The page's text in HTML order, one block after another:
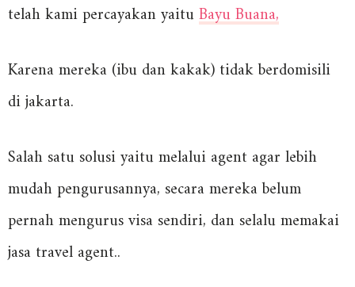
telah kami percayakan yaituBayu Buana,
Karena mereka (ibu dan kakak) tidak berdomisili
di jakarta.
Salah satu solusi yaitu melalui agent agar lebih
mudah pengurusannya, secara mereka belum
pernah mengurus visa sendiri, dan selalu memakai
jasa travel agent..